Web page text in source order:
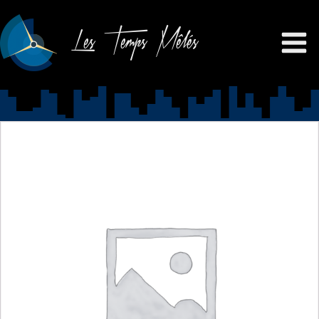
Les Temps Mêlés